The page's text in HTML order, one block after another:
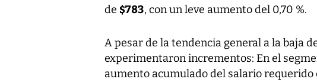
de $783, con un leve aumento del 0,70 %.
A pesar de la tendencia general a la baja
experimentaron incrementos: En el
aumento acumulado del salario requerido